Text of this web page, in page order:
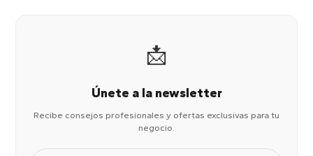
📩
Únete a la newsletter
Recibe consejos profesionales y ofertas exclusivas para tu
negocio.